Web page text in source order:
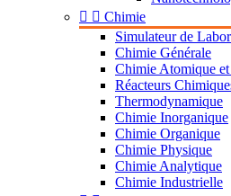
  Chimie
Simulateur de
Chimie Générale
Chimie Atomique
Réacteurs
Thermodynamique
Chimie Inorganique
Chimie Organique
Chimie Physique
Chimie Analytique
Chimie Industrielle